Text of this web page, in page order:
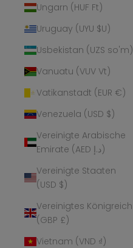
Ungarn (HUF Ft)
Uruguay (UYU $U)
Usbekistan (UZS so'm)
Vanuatu (VUV Vt)
Vatikanstadt (EUR €)
Venezuela (USD $)
Vereinigte Arabische
Emirate (AED د.إ)
Vereinigte Staaten
(USD $)
Vereinigtes Königreich
(GBP £)
Vietnam (VND ₫)